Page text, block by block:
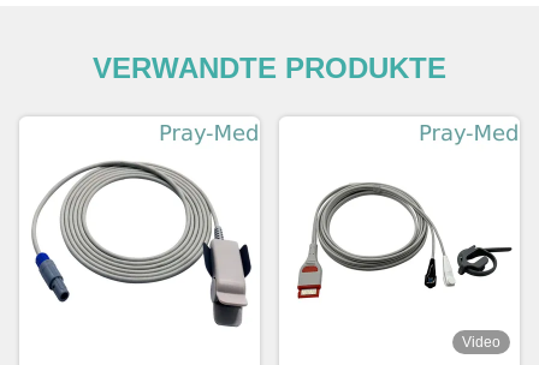
VERWANDTE PRODUKTE
Video